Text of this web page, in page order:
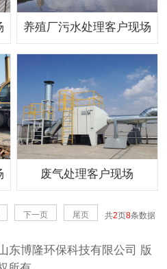
养殖厂污水处理客户现场
废气处理客户现场
下一页 尾页 共2页8条数据
东博隆环保科技有限公司 版